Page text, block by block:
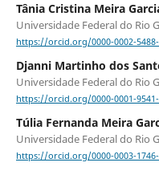
Tânia Cristina Meira
Universidade Federal do Rio
https://orcid.org/0000-0002-
Djanni Martinho dos
Universidade Federal do Rio
https://orcid.org/0000-0001-9541-
Túlia Fernanda Meira
Universidade Federal do Rio
https://orcid.org/0000-0003-